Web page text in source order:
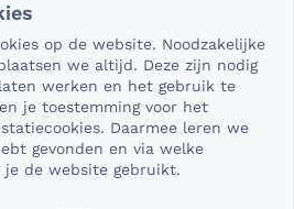
worden uitgewisseld. En dat
handen vallen. Daar kun je
op de website. Noodzakelijke
we altijd. Deze zijn nodig
werken en het gebruik te
je toestemming voor het
Daarmee leren we
gevonden en via welke
de website gebruikt.